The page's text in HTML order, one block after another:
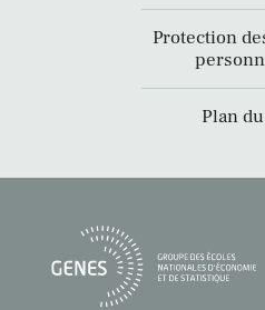
Protection
Plan